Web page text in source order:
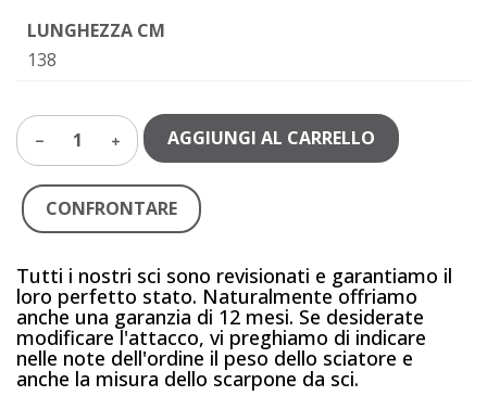
LUNGHEZZA CM
138
1 AGGIUNGI AL CARRELLO
CONFRONTARE
Tutti i nostri sci sono revisionati e garantiamo il
loro perfetto stato. Naturalmente offriamo
anche una garanzia di 12 mesi. Se desiderate
modificare l'attacco, vi preghiamo di indicare
nelle note dell'ordine il peso dello sciatore e
anche la misura dello scarpone da sci.